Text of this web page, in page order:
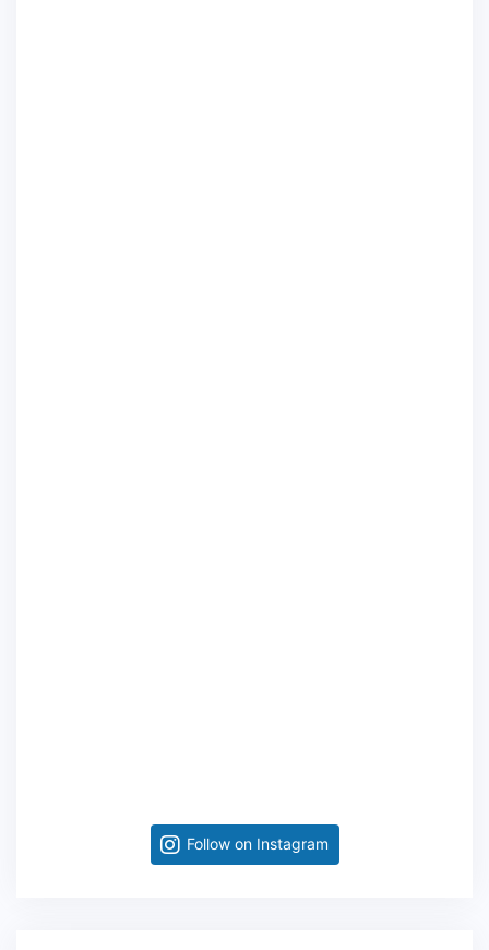
Follow on Instagram